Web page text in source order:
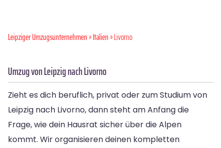
Leipziger Umzugsunternehmen»Italien» Livorno
Umzug von Leipzig nach Livorno
Zieht es dich beruflich, privat oder zum Studium von
Leipzig nach Livorno, dann steht am Anfang die
Frage, wie dein Hausrat sicher über die Alpen
kommt. Wir organisieren deinen kompletten